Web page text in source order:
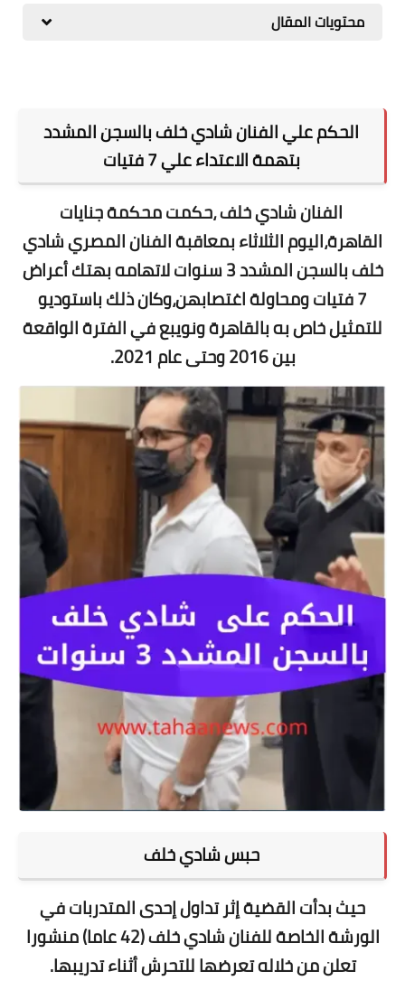
سيارات
علوم وتكنولوجيا
تعليم
وظائف خالية
عروض
محتويات المقال
الحكم علي الفنان شادي خلف بالسجن المشدد
بتهمة الاعتداء علي 7 فتيات
الفنان شادي خلف ،حكمت محكمة جنايات
القاهرة،اليوم الثلاثاء بمعاقبة الفنان المصري شادي
خلف بالسجن المشدد 3 سنوات لاتهامه بهتك أعراض
7 فتيات ومحاولة اغتصابهن،وكان ذلك باستوديو
للتمثيل خاص به بالقاهرة ونويبع في الفترة الواقعة
بين 2016 وحتى عام 2021.
حبس شادي خلف
حيث بدأت القضية إثر تداول إحدى المتدربات في
الورشة الخاصة للفنان شادي خلف (42 عاما) منشورا
تعلن من خلاله تعرضها للتحرش أثناء تدريبها.